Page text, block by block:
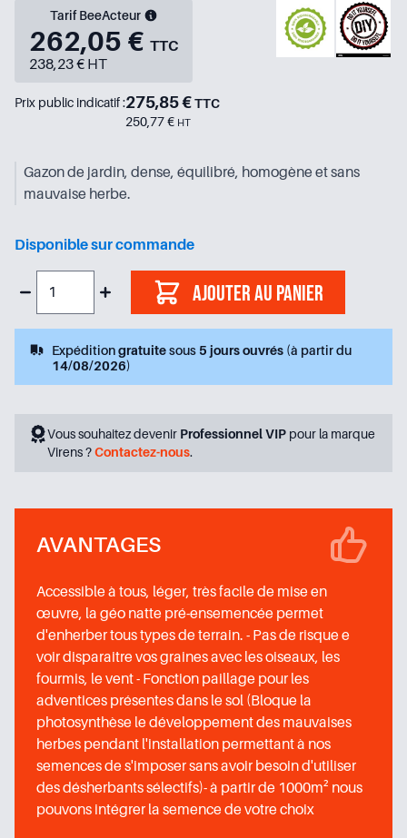
Tarif BeeActeur
262,05 € TTC
238,23 € HT
Prix public indicatif :275,85 €TTC
250,77 € HT
Gazon de jardin, dense, équilibré, homogène et sans
mauvaise herbe.
Disponible sur commande
Ajouter au panier
Expéditiongratuitesous 5 jours ouvrés (à partir du
14/08/2026)
Vous souhaitez devenir Professionnel VIP pour la marque
Virens ?Contactez-nous.
AVANTAGES
Accessible à tous, léger, très facile de mise en
œuvre, la géo natte pré-ensemencée permet
d'enherber tous types de terrain. - Pas de risque e
voir disparaitre vos graines avec les oiseaux, les
fourmis, le vent - Fonction paillage pour les
adventices présentes dans le sol (Bloque la
photosynthèse le développement des mauvaises
herbes pendant l'installation permettant à nos
semences de s'imposer sans avoir besoin d'utiliser
des désherbants sélectifs)- à partir de 1000m² nous
pouvons intégrer la semence de votre choix